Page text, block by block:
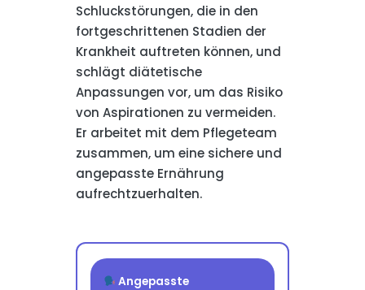
Schluckstörungen, die in den
fortgeschrittenen Stadien der
Krankheit auftreten können, und
schlägt diätetische
Anpassungen vor, um das Risiko
von Aspirationen zu vermeiden.
Er arbeitet mit dem Pflegeteam
zusammen, um eine sichere und
angepasste Ernährung
aufrechtzuerhalten.
Angepasste